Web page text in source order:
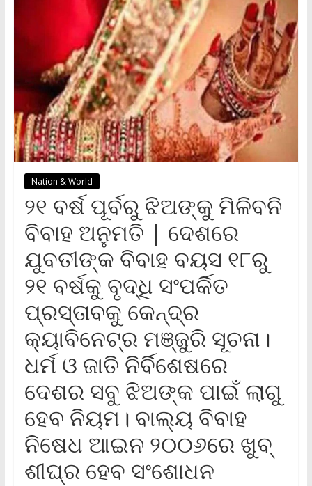
Nation & World
୨୧ ବର୍ଷ ପୂର୍ବରୁ ଝିଅଙ୍କୁ ମିଳିବନି
ବିବାହ ଅନୁମତି | ଦେଶରେ
ଯୁବତୀଙ୍କ ବିବାହ ବୟସ ୧୮ରୁ
୨୧ ବର୍ଷକୁ ବୃଦ୍ଧି ସଂପର୍କିତ
ପ୍ରସ୍ତାବକୁ କେନ୍ଦ୍ର
କ୍ୟାବିନେଟ୍‌ର ମଞ୍ଜୁରି ସୂଚନା।
ଧର୍ମ ଓ ଜାତି ନିର୍ବିଶେଷରେ
ଦେଶର ସବୁ ଝିଅଙ୍କ ପାଇଁ ଲାଗୁ
ହେବ ନିୟମ। ବାଲ୍ୟ ବିବାହ
ନିଷେଧ ଆଇନ ୨୦୦୬ରେ ଖୁବ୍‌
ଶୀଘ୍ର ହେବ ସଂଶୋଧନ